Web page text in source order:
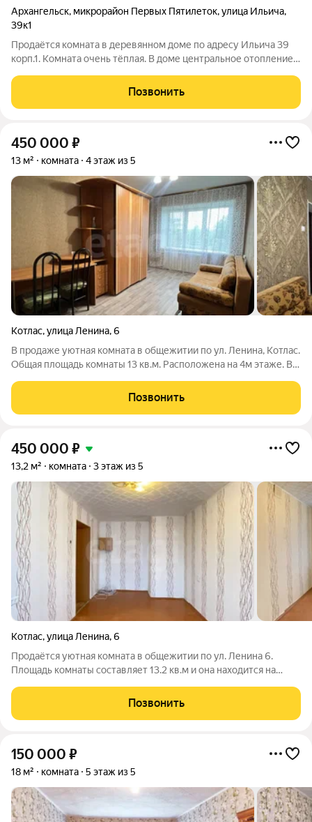
Архангельск, микрорайон Первых Пятилеток,улица Ильича,
39к1
Продаётся комната в деревянном доме по адресу Ильича 39
корп.1. Комната очень тёплая. В доме центральное отопление,
признан аварийным, поэтому сделка только за наличный
расчет. Рядом
Позвонить
450 000 ₽
13 м² комната 4 этаж из 5
Котлас,улица Ленина,6
В продаже уютная комната в общежитии по ул. Ленина, Котлас.
Общая площадь комнаты 13 кв.м. Расположена на 4м этаже. В
заменено на ПВХ, натяжной потолок, установлены
качественные входные двери.
Позвонить
450 000 ₽
13,2 м² комната 3 этаж из 5
Котлас,улица Ленина,6
Продаётся уютная комната в общежитии по ул. Ленина 6.
Площадь комнаты составляет 13.2 кв.м и она находится на
лишь четырех комнат, в которых проживают только три
человека. Это означает, что
Позвонить
150 000 ₽
18 м² комната 5 этаж из 5